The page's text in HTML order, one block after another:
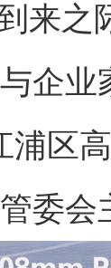
来
企
区
委会